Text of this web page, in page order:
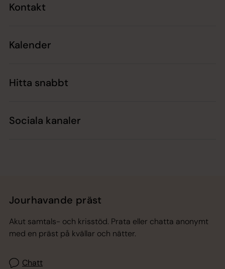
Kontakt
Kalender
Hitta snabbt
Sociala kanaler
Jourhavande präst
Akut samtals- och krisstöd. Prata eller chatta anonymt
med en präst på kvällar och nätter.
Chatt